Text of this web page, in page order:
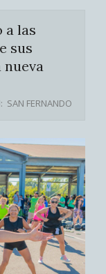
a las
sus
SAN FERNANDO